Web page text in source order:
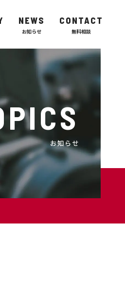
NEWS CONTACT
お知らせ